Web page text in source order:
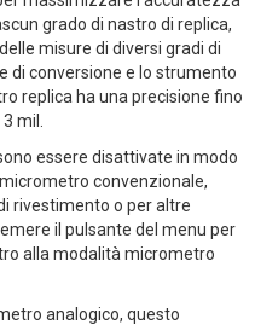
grado di nastro di replica,
misure di diversi gradi di
di conversione e lo strumento
replica ha una precisione fino
mil.
essere disattivate in modo
convenzionale,
rivestimento o per altre
il pulsante del menu per
alla modalità micrometro
analogico, questo